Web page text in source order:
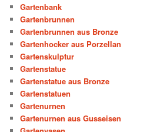
Gartenbank
Gartenbrunnen
Gartenbrunnen aus Bronze
Gartenhocker aus Porzellan
Gartenskulptur
Gartenstatue
Gartenstatue aus Bronze
Gartenstatuen
Gartenurnen
Gartenurnen aus Gusseisen